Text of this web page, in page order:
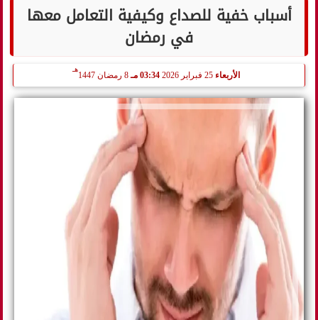
أسباب خفية للصداع وكيفية التعامل معها
في رمضان
الأربعاء 03:34 مـ 8 رمضان 1447
هـ